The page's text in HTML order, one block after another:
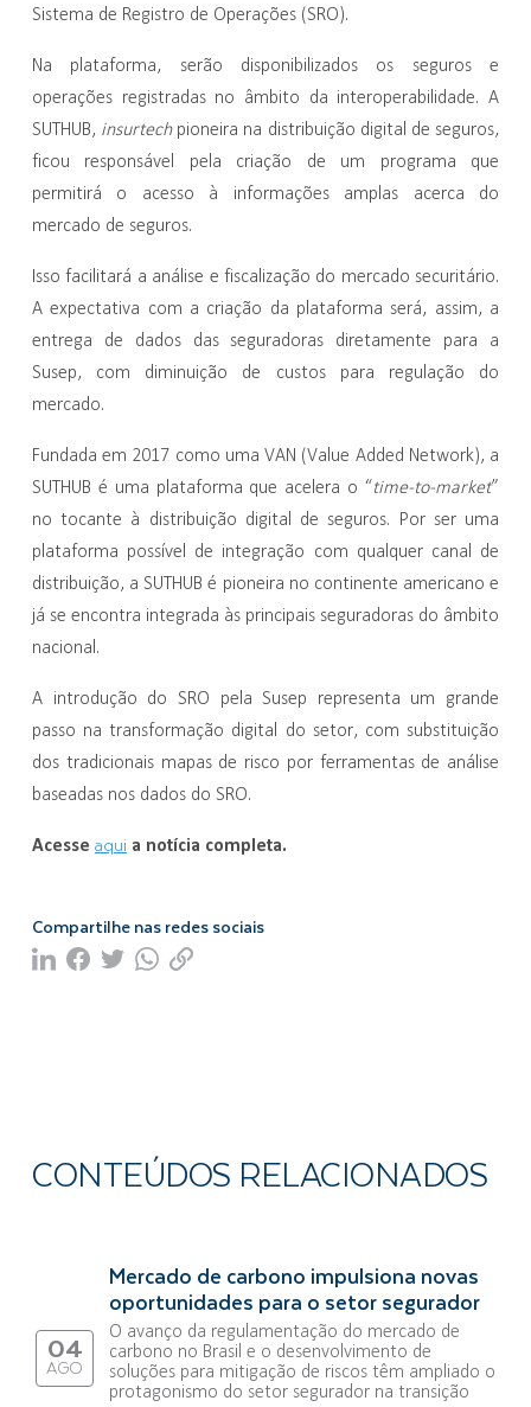
Sistema de Registro de Operações (SRO).
Na plataforma, serão disponibilizados os seguros e
operações registradas no âmbito da interoperabilidade. A
SUTHUB, insurtechpioneira na distribuição digital de seguros,
ficou responsável pela criação de um programa que
permitirá o acesso à informações amplas acerca do
mercado de seguros.
Isso facilitará a análise e fiscalização do mercado securitário.
A expectativa com a criação da plataforma será, assim, a
entrega de dados das seguradoras diretamente para a
Susep, com diminuição de custos para regulação do
mercado.
Fundada em 2017 como uma VAN (Value Added Network), a
SUTHUB é uma plataforma que acelera o “time-to-market”
no tocante à distribuição digital de seguros. Por ser uma
plataforma possível de integração com qualquer canal de
distribuição, a SUTHUB é pioneira no continente americano e
já se encontra integrada às principais seguradoras do âmbito
nacional.
A introdução do SRO pela Susep representa um grande
passo na transformação digital do setor, com substituição
dos tradicionais mapas de risco por ferramentas de análise
baseadas nos dados do SRO.
Acesse aqui a notícia completa.
Compartilhe nas redes sociais
CONTEÚDOS RELACIONADOS
04
AGO
Mercado de carbono impulsiona novas
oportunidades para o setor segurador
O avanço da regulamentação do mercado de
carbono no Brasil e o desenvolvimento de
soluções para mitigação de riscos têm ampliado o
protagonismo do setor segurador na transição